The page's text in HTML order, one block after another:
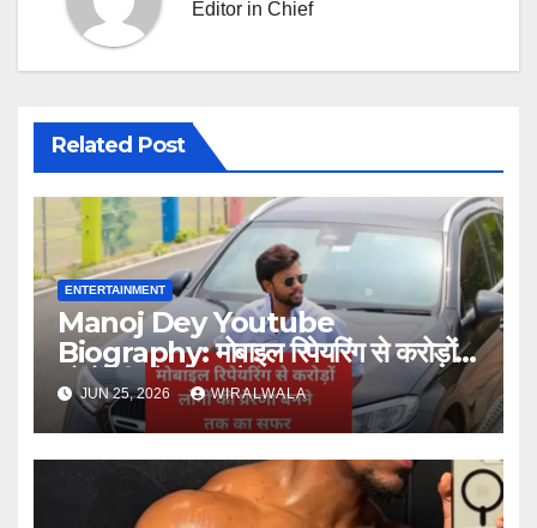
Editor in Chief
Related Post
ENTERTAINMENT
Manoj Dey Youtube
Biography: मोबाइल रिपेयरिंग से करोड़ों
लोगों की प्रेरणा बनने तक का सफर
JUN 25, 2026 WIRALWALA